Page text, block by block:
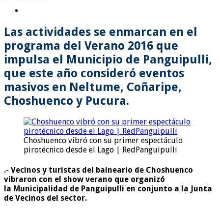
Las actividades se enmarcan en el
programa del Verano 2016 que
impulsa el Municipio de Panguipulli,
que este año consideró eventos
masivos en Neltume, Coñaripe,
Choshuenco y Pucura.
Choshuenco vibró con su primer espectáculo
pirotécnico desde el Lago | RedPanguipulli
.- Vecinos y turistas del balneario de Choshuenco
vibraron con el show verano que organizó
la Municipalidad de Panguipulli en conjunto a la Junta
de Vecinos del sector.